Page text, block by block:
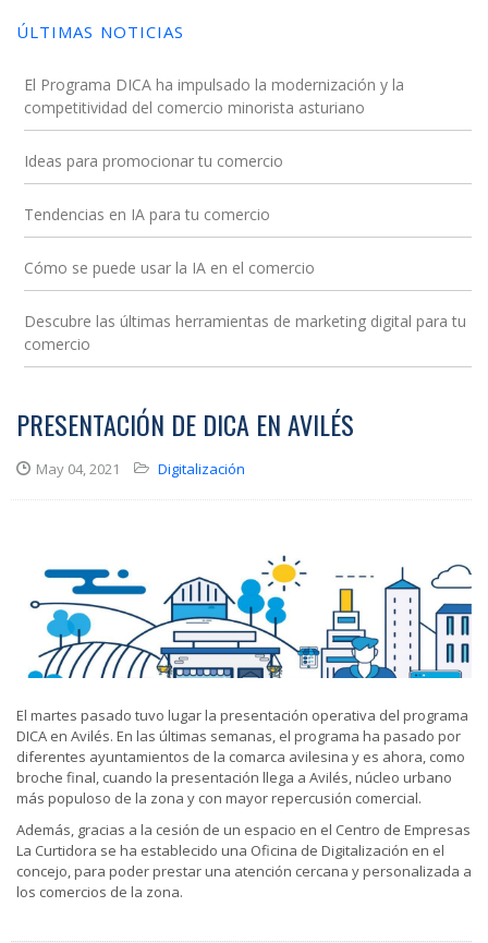
la
navegación
ÚLTIMAS NOTICIAS
El Programa DICA ha impulsado la modernización y la
competitividad del comercio minorista asturiano
Ideas para promocionar tu comercio
Tendencias en IA para tu comercio
Cómo se puede usar la IA en el comercio
Descubre las últimas herramientas de marketing digital para tu
comercio
PRESENTACIÓN DE DICA EN AVILÉS
May 04, 2021 Digitalización
El martes pasado tuvo lugar la presentación operativa del programa
DICA en Avilés. En las últimas semanas, el programa ha pasado por
diferentes ayuntamientos de la comarca avilesina y es ahora, como
broche final, cuando la presentación llega a Avilés, núcleo urbano
más populoso de la zona y con mayor repercusión comercial.
Además, gracias a la cesión de un espacio en el Centro de Empresas
La Curtidora se ha establecido una Oficina de Digitalización en el
concejo, para poder prestar una atención cercana y personalizada a
los comercios de la zona.